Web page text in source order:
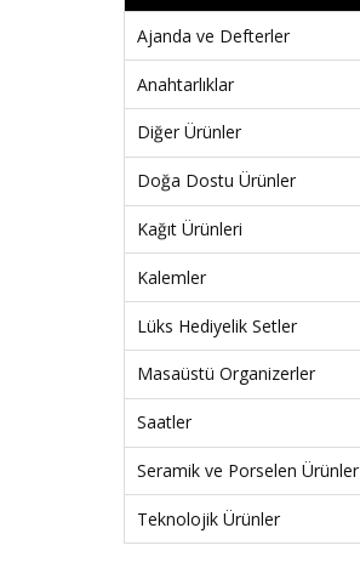
Ajanda ve Defterler
Anahtarlıklar
Diğer Ürünler
Doğa Dostu Ürünler
Kağıt Ürünleri
Kalemler
Lüks Hediyelik Setler
Masaüstü Organizerler
Saatler
Seramik ve Porselen Ürünler
Teknolojik Ürünler